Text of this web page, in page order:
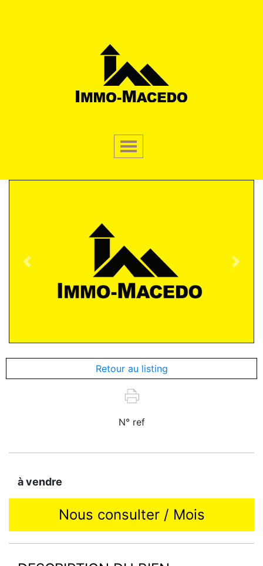
Previous Next
Retour au listing
N° ref
à vendre
Nous consulter / Mois